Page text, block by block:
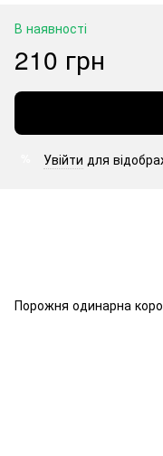
В наявності
210 грн
Увійти для
Порожня одинарна